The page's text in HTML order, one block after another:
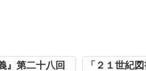
』第二十八回
「２１世紀